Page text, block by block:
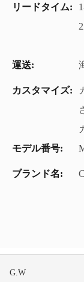
リードタイム:
運送:
カスタマイズ:
モデル番号:
ブランド名:
G.W